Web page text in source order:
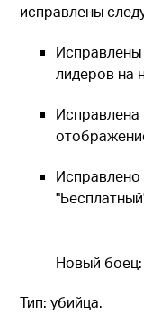
исправлены
лидеров на
Исправлено
Новый боец:
Тип: убийца.